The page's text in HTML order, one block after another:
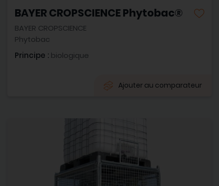
BAYER CROPSCIENCE Phytobac®
BAYER CROPSCIENCE
Phytobac
Principe : biologique
Ajouter au comparateur